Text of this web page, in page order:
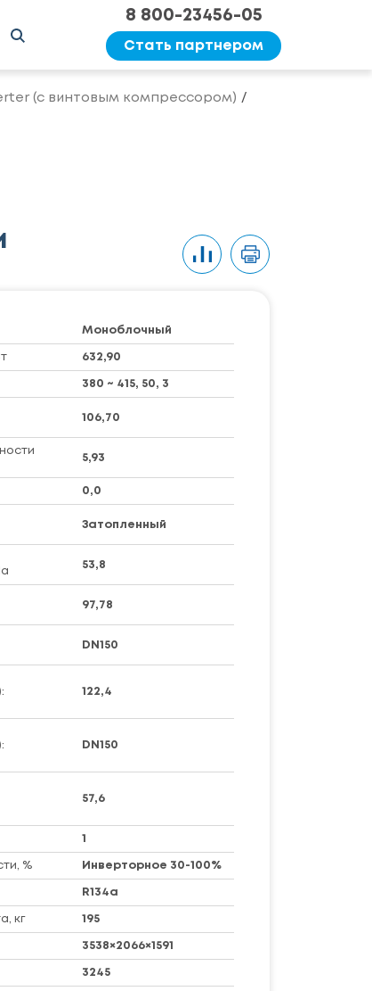
8 800-23456-05
Стать партнером
(с винтовым компрессором)
Моноблочный
632,90
380 ~ 415, 50, 3
106,70
5,93
0,0
Затопленный
53,8
97,78
DN150
122,4
DN150
57,6
1
% Инверторное 30-100%
R134a
кг 195
3538×2066×1591
3245